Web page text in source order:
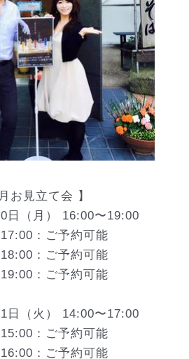
お見立て会 】
日（月） 16:00〜19:00
：ご予約可能
：ご予約可能
：ご予約可能
日（火） 14:00〜17:00
：ご予約可能
：ご予約可能